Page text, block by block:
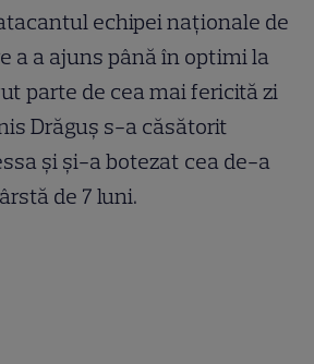
echipei naționale de
a a ajuns până în optimi la
parte de cea mai fericită zi
Drăguș s-a căsătorit
și și-a botezat cea de-a
de 7 luni.